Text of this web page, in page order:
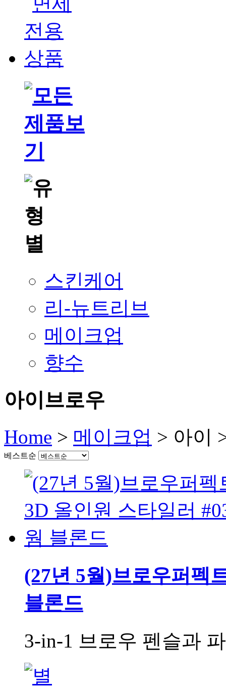
스킨케어
리-뉴트리브
메이크업
향수
아이브로우
Home > 메이크업 > 아이
베스트순
(27년 5월)브로우퍼펙
블론드
3-in-1 브로우 펜슬과